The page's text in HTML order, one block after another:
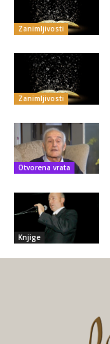
Zanimljivosti
Zanimljivosti
Otvorena vrata
Knjige